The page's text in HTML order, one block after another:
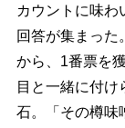
カウントに味わ
回答が集まった
から、1番票を
目と一緒に付
石。「その樽味